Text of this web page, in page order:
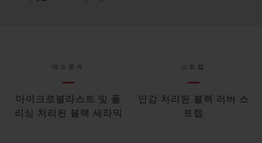
대소문자
마이크로블라스트 및 폴
리싱 처리된 블랙 세라믹
스트랩
안감 처리된 블랙 러버 스
트랩